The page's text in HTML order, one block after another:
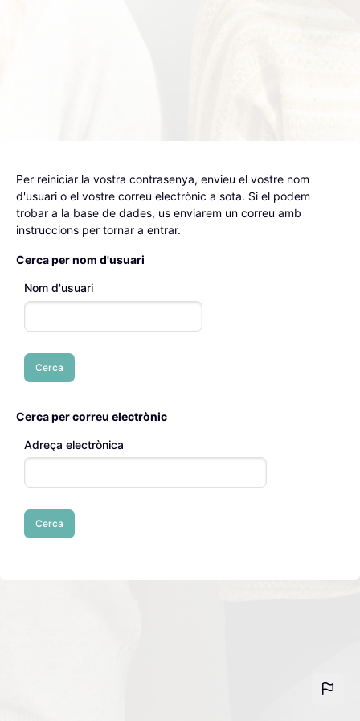
Per reiniciar la vostra contrasenya, envieu el vostre nom
d'usuari o el vostre correu electrònic a sota. Si el podem
trobar a la base de dades, us enviarem un correu amb
instruccions per tornar a entrar.
Cerca per nom d'usuari
Nom d'usuari
Cerca per correu electrònic
Adreça electrònica